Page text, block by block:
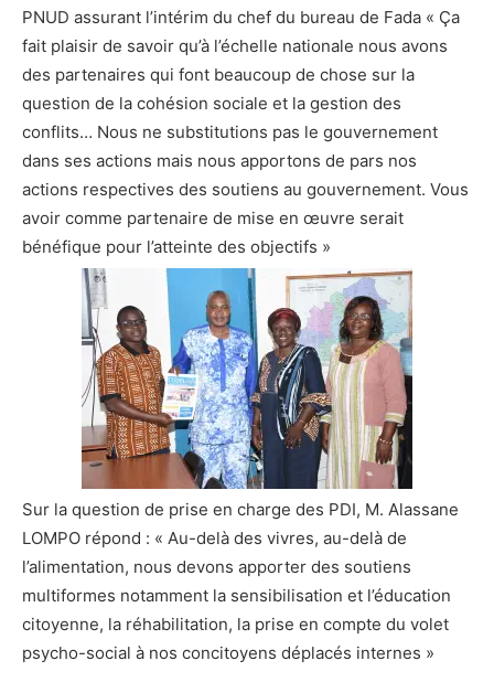
PNUD assurant l’intérim du chef du bureau de Fada « Ça
fait plaisir de savoir qu’à l’échelle nationale nous avons
des partenaires qui font beaucoup de chose sur la
question de la cohésion sociale et la gestion des
conflits… Nous ne substitutions pas le gouvernement
dans ses actions mais nous apportons de pars nos
actions respectives des soutiens au gouvernement. Vous
avoir comme partenaire de mise en œuvre serait
bénéfique pour l’atteinte des objectifs »
Sur la question de prise en charge des PDI, M. Alassane
LOMPO répond : « Au-delà des vivres, au-delà de
l’alimentation, nous devons apporter des soutiens
multiformes notamment la sensibilisation et l’éducation
citoyenne, la réhabilitation, la prise en compte du volet
psycho-social à nos concitoyens déplacés internes »